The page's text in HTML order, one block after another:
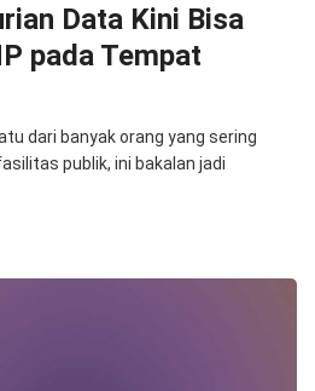
Data Kini Bisa
pada Tempat
dari banyak orang yang sering
publik, ini bakalan jadi